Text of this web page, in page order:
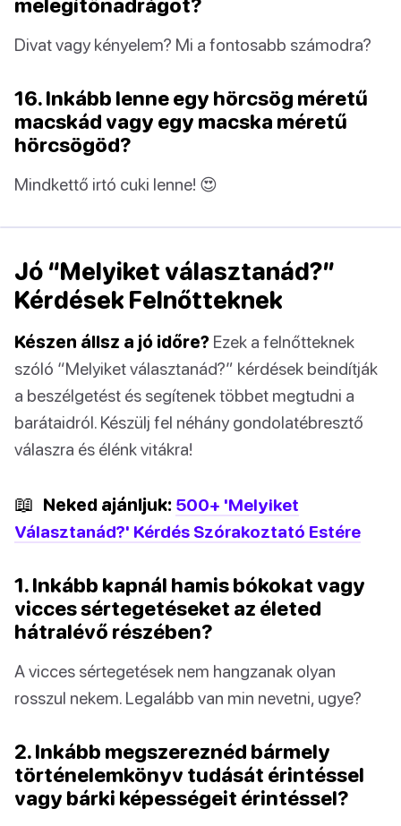
melegítőnadrágot?
Divat vagy kényelem? Mi a fontosabb számodra?
16. Inkább lenne egy hörcsög méretű
macskád vagy egy macska méretű
hörcsögöd?
Mindkettő irtó cuki lenne! 😍
Jó “Melyiket választanád?”
Kérdések Felnőtteknek
Készen állsz a jó időre? Ezek a felnőtteknek
szóló “Melyiket választanád?” kérdések beindítják
a beszélgetést és segítenek többet megtudni a
barátaidról. Készülj fel néhány gondolatébresztő
válaszra és élénk vitákra!
📖 Neked ajánljuk: 500+ 'Melyiket
Választanád?' Kérdés Szórakoztató Estére
1. Inkább kapnál hamis bókokat vagy
vicces sértegetéseket az életed
hátralévő részében?
A vicces sértegetések nem hangzanak olyan
rosszul nekem. Legalább van min nevetni, ugye?
2. Inkább megszereznéd bármely
történelemkönyv tudását érintéssel
vagy bárki képességeit érintéssel?